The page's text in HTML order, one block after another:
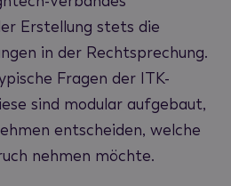
Erstellung stets die
in der Rechtsprechung.
Fragen der ITK-
sind modular aufgebaut,
entscheiden, welche
nehmen möchte.